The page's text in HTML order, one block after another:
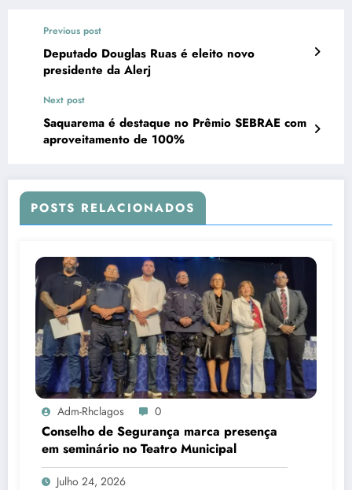
Previous post
Deputado Douglas Ruas é eleito novo
presidente da Alerj
Next post
Saquarema é destaque no Prêmio SEBRAE com
aproveitamento de 100%
POSTS RELACIONADOS
Adm-Rhclagos 0
Conselho de Segurança marca presença
em seminário no Teatro Municipal
Julho 24, 2026